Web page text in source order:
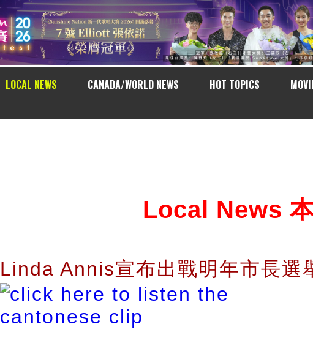
LOCAL NEWS CANADA/WORLD NEWS HOT TOPICS
Local News
Linda Annis宣布出戰明年市長選